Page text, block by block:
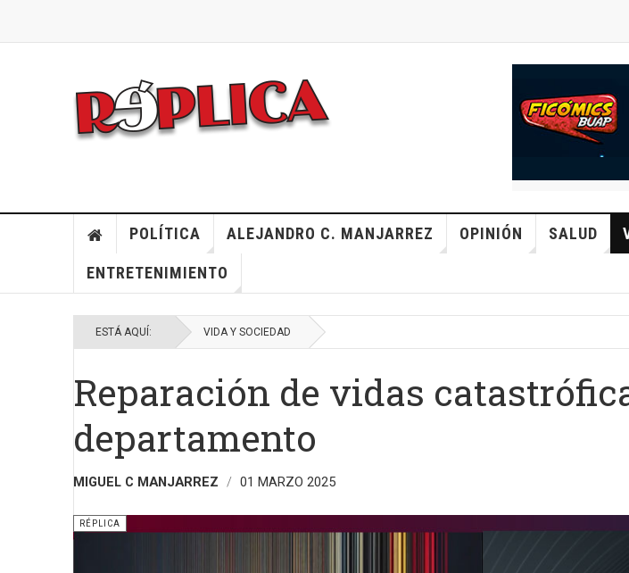
POLÍTICA ALEJANDRO C. MANJARREZ OPINIÓN SALUD
ENTRETENIMIENTO
ESTÁ AQUÍ: VIDA Y SOCIEDAD
Reparación de vidas
departamento
MIGUEL C MANJARREZ 01 MARZO 2025
RÉPLICA